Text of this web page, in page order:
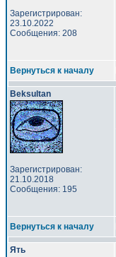
Зарегистрирован:
23.10.2022
Сообщения: 208
Вернуться к началу
Beksultan
Зарегистрирован:
21.10.2018
Сообщения: 195
Вернуться к началу
Ять